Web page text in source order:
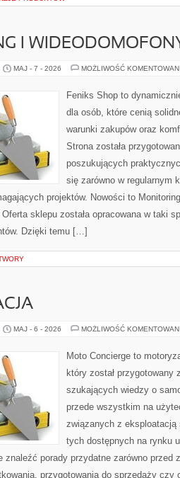
I
MAJ - 7 - 2026 MOŻLIWOŚĆ
Feniks Shop to
dla osób, które cenią
warunki zakupów oraz
Strona została
poszukujących
się zarówno w regularnym
projektów. Nowości to
sklepu została opracowana w taki
Dzięki temu […]
MAJ - 6 - 2026 MOŻLIWOŚĆ
Moto Concierge to
który został przygotowany
szukających wiedzy o
przede wszystkim na
związanych z eksploatacją
tych dostępnych na rynku
znaleźć porady przydatne zarówno przed
przygotowania do sprzedaży czy